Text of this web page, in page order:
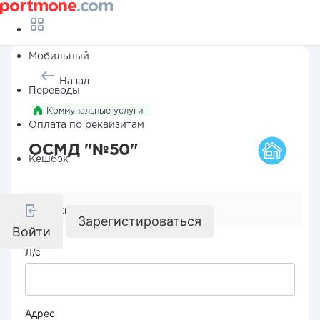
Мобильный
Переводы
Оплата по реквизитам
Кешбэк
Войти
Зарегистироваться
Назад
Коммунальные услуги
ОСМД "№50"
Реквизиты компании
Л/с
Адрес